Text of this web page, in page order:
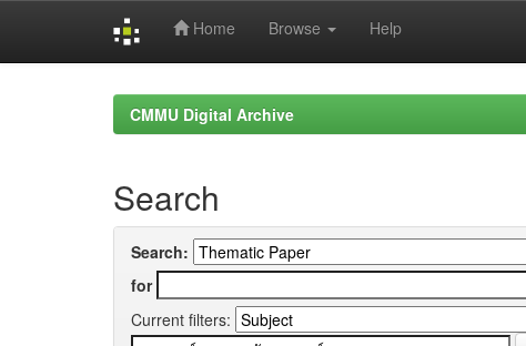
Home Browse Help
CMMU Digital Archive
Search
Search:
for
Current filters: